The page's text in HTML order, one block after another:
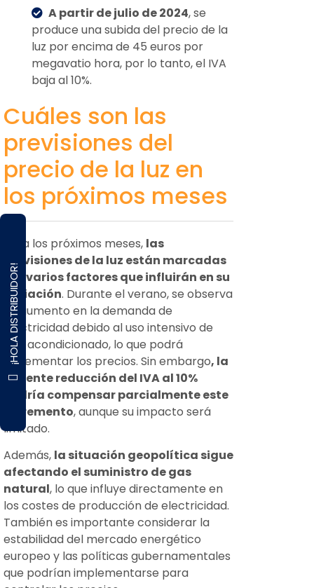
¡HOLA DISTRIBUIDOR!
A partir de julio de 2024, se
produce una subida del precio de la
luz por encima de 45 euros por
megavatio hora, por lo tanto, el IVA
baja al 10%.
Cuáles son las
previsiones del
precio de la luz en
los próximos meses
Para los próximos meses, las
previsiones de la luz están marcadas
por varios factores que influirán en su
variación. Durante el verano, se observa
un aumento en la demanda de
electricidad debido al uso intensivo de
aire acondicionado, lo que podrá
incrementar los precios. Sin embargo, la
reciente reducción del IVA al 10%
podría compensar parcialmente este
incremento, aunque su impacto será
limitado.
Además, la situación geopolítica sigue
afectando el suministro de gas
natural, lo que influye directamente en
los costes de producción de electricidad.
También es importante considerar la
estabilidad del mercado energético
europeo y las políticas gubernamentales
que podrían implementarse para